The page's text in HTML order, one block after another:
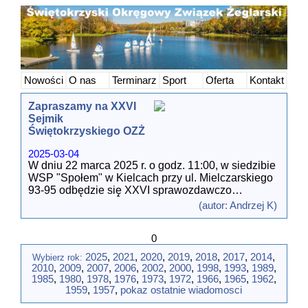
Nowości O nas Terminarz Sport Oferta Kontakt
Zapraszamy na XXVI
Sejmik
Świętokrzyskiego OZŻ
2025-03-04
W dniu 22 marca 2025 r. o godz. 11:00, w siedzibie
WSP "Społem" w Kielcach przy ul. Mielczarskiego
93-95 odbędzie się XXVI sprawozdawczo
wyborczy Sejmik Świętokrzyskiego Okręgowego
- zatwierdzimy sprawozdanie finansowe za 2024
rok,
- wybierzemy delegata na Sejmik PZŻ (na nową
kadencję),
- wybierzemy nowy Zarząd Świętokrzyskiego OZŻ
(autor: Andrzej K)
0
Wybierz rok: 2025, 2021, 2020, 2019, 2018, 2017, 2014,
2010, 2009, 2007, 2006, 2002, 2000, 1998, 1993, 1989,
1985, 1980, 1978, 1976, 1973, 1972, 1966, 1965, 1962,
1959, 1957, pokaz ostatnie wiadomosci